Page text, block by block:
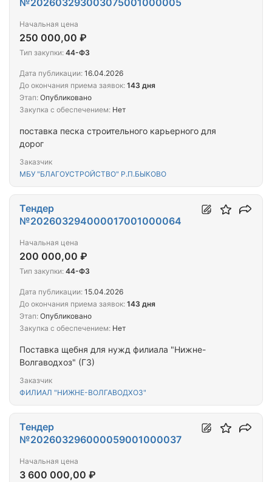
поставка песка строительного карьерного для
дорог
Заказчик
МБУ "БЛАГОУСТРОЙСТВО" Р.П.БЫКОВО
№202603293003075001000005
Начальная цена
250 000,00 ₽
Тип закупки: 44-ФЗ
Дата публикации: 16.04.2026
До окончания приема заявок: 143 дня
Этап: Опубликовано
Закупка с обеспечением: Нет
Поставка щебня для нужд филиала "Нижне-
Волгаводхоз" (ГЗ)
Заказчик
ФИЛИАЛ "НИЖНЕ-ВОЛГАВОДХОЗ"
Тендер
№202603294000017001000064
Начальная цена
200 000,00 ₽
Тип закупки: 44-ФЗ
Дата публикации: 15.04.2026
До окончания приема заявок: 143 дня
Этап: Опубликовано
Закупка с обеспечением: Нет
Тендер
№202603296000059001000037
Начальная цена
3 600 000,00 ₽